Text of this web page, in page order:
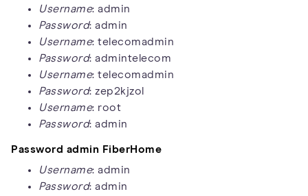
Username: admin
Password: admin
Username: telecomadmin
Password: admintelecom
Username: telecomadmin
Password: zep2kjzol
Username: root
Password: admin
Password admin FiberHome
Username: admin
Password: admin